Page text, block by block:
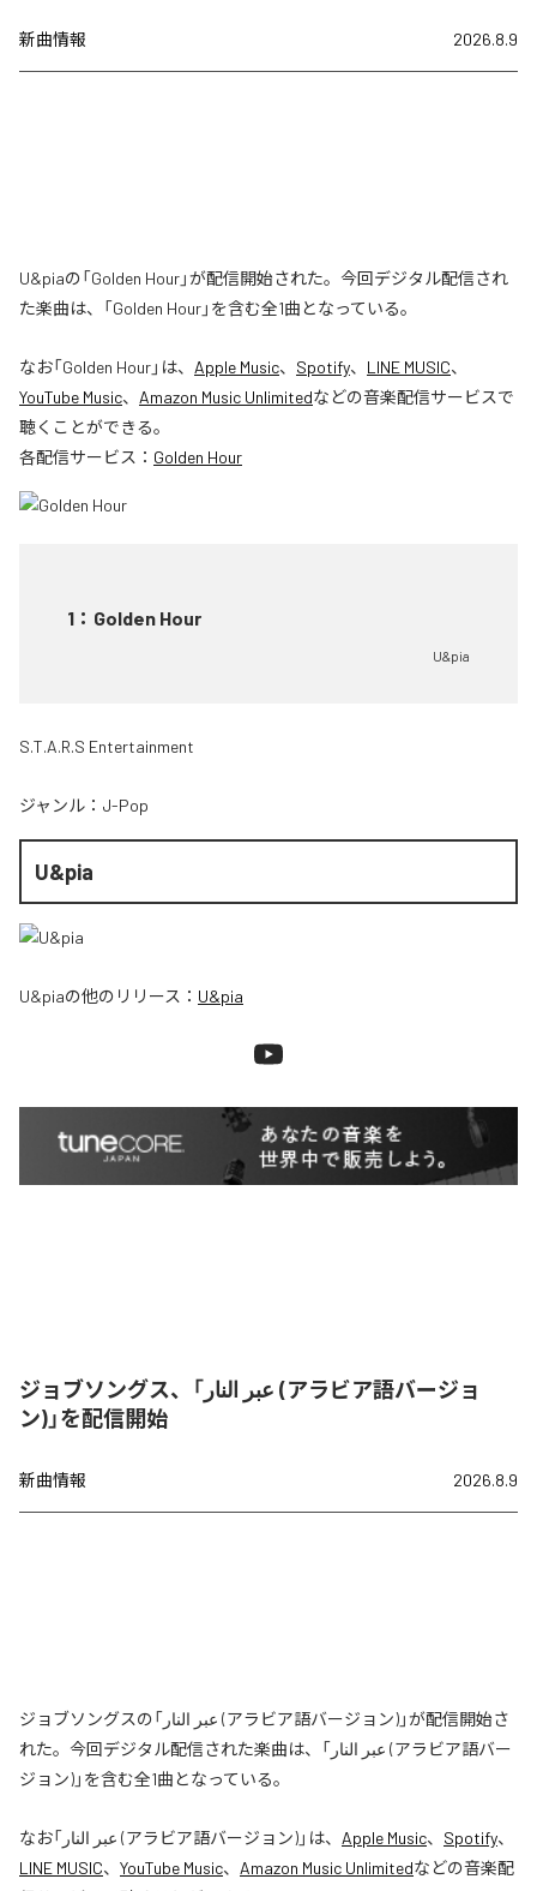
新曲情報 2026.8.9
U&piaの「Golden Hour」が配信開始された。今回デジタル配信され
た楽曲は、「Golden Hour」を含む全1曲となっている。
なお「Golden Hour」は、 Apple Music、 Spotify、 LINE MUSIC、
YouTube Music、 Amazon Music Unlimitedなどの音楽配信サービスで
聴くことができる。
各配信サービス： Golden Hour
1 ： Golden Hour
U&pia
S.T.A.R.S Entertainment
ジャンル： J-Pop
U&pia
U&piaの他のリリース： U&pia
ジョブソングス、「عبر النار (アラビア語バージョ
ン)」を配信開始
新曲情報 2026.8.9
ジョブソングスの「عبر النار (アラビア語バージョン)」が配信開始さ
れた。今回デジタル配信された楽曲は、「عبر النار (アラビア語バー
ジョン)」を含む全1曲となっている。
なお「 عبر النار (アラビア語バージョン)」は、 Apple Music、 Spotify、
LINE MUSIC、 YouTube Music、 Amazon Music Unlimitedなどの音楽配